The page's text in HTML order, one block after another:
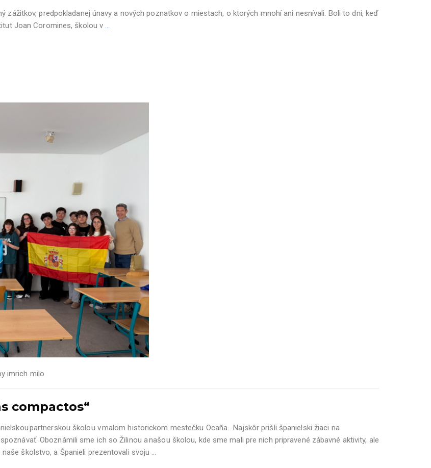
zážitkov, predpokladanej únavy a nových poznatkov o miestach, o ktorých mnohí ani nesnívali. Boli to dni, keď
Joan Coromines, školou v …
imrich milo
compactos“
partnerskou školou v malom historickom mestečku Ocaña. Najskôr prišli španielski žiaci na
Oboznámili sme ich so Žilinou a našou školou, kde sme mali pre nich pripravené zábavné aktivity, ale
školstvo, a Španieli prezentovali svoju …